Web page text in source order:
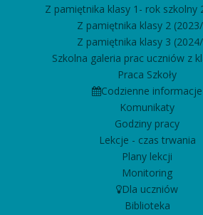
Z pamiętnika klasy 1- rok szkolny
Z pamiętnika klasy 2
Z pamiętnika klasy 3
Szkolna galeria prac uczniów z
Praca Szkoły
Codzienne informacje
Komunikaty
Godziny pracy
Lekcje - czas trwania
Plany lekcji
Monitoring
Dla uczniów
Biblioteka